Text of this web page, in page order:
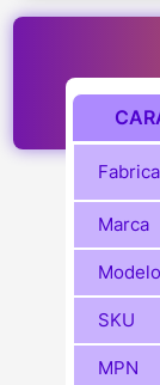
Marca
Modelo
SKU
MPN